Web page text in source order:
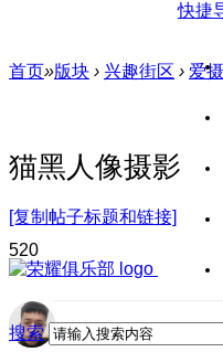
快捷
搜索
首页»版块 › 兴趣街区 › 爱
猫黑人像摄影
[复制帖子标题和链接]
520